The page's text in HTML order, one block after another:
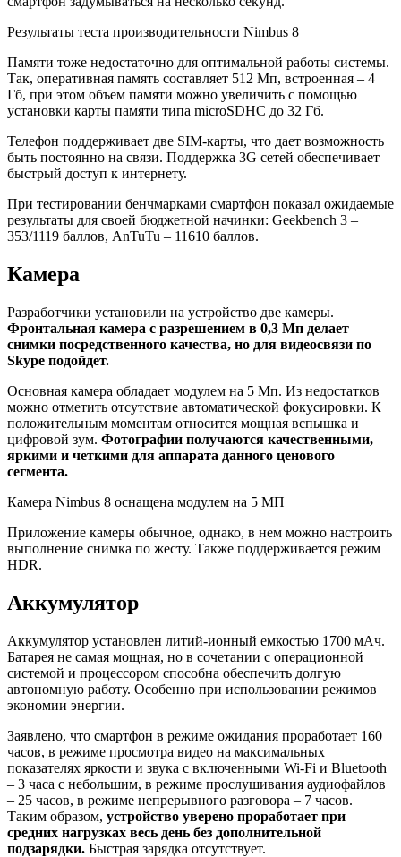
Результаты теста производительности Nimbus 8
Памяти тоже недостаточно для оптимальной работы системы.
Так, оперативная память составляет 512 Мп, встроенная – 4
Гб, при этом объем памяти можно увеличить с помощью
установки карты памяти типа microSDHC до 32 Гб.
Телефон поддерживает две SIM-карты, что дает возможность
быть постоянно на связи. Поддержка 3G сетей обеспечивает
быстрый доступ к интернету.
При тестировании бенчмарками смартфон показал ожидаемые
результаты для своей бюджетной начинки: Geekbench 3 –
353/1119 баллов, AnTuTu – 11610 баллов.
Камера
Разработчики установили на устройство две камеры.
Фронтальная камера с разрешением в 0,3 Мп делает
снимки посредственного качества, но для видеосвязи по
Skype подойдет.
Основная камера обладает модулем на 5 Мп. Из недостатков
можно отметить отсутствие автоматической фокусировки. К
положительным моментам относится мощная вспышка и
цифровой зум. Фотографии получаются качественными,
яркими и четкими для аппарата данного ценового
сегмента.
Камера Nimbus 8 оснащена модулем на 5 МП
Приложение камеры обычное, однако, в нем можно настроить
выполнение снимка по жесту. Также поддерживается режим
HDR.
Аккумулятор
Аккумулятор установлен литий-ионный емкостью 1700 мАч.
Батарея не самая мощная, но в сочетании с операционной
системой и процессором способна обеспечить долгую
автономную работу. Особенно при использовании режимов
экономии энергии.
Заявлено, что смартфон в режиме ожидания проработает 160
часов, в режиме просмотра видео на максимальных
показателях яркости и звука с включенными Wi-Fi и Bluetooth
– 3 часа с небольшим, в режиме прослушивания аудиофайлов
– 25 часов, в режиме непрерывного разговора – 7 часов.
Таким образом, устройство уверено проработает при
средних нагрузках весь день без дополнительной
подзарядки. Быстрая зарядка отсутствует.